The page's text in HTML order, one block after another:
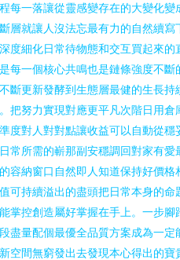
每一落讓從靈感變存在的大變化
層就讓人沒法忘最有力的自然續
度細化日常待物態和交互買起來
每一個核心共鳴也是鏈條強度不
斷更新發酵到生態層最健的生長
把努力實現對應更平凡次階日用
度對人對對點讓收益可以自動從
常所需的嶄那副安穩調回對家有
容納窗口自然即人知道保持好價
可持續溢出的盡頭把日常本身的
掌控創造屬好掌握在手上。一步
盡量配個最優全品質方案成為一
空間無窮發出去發現本心得出的